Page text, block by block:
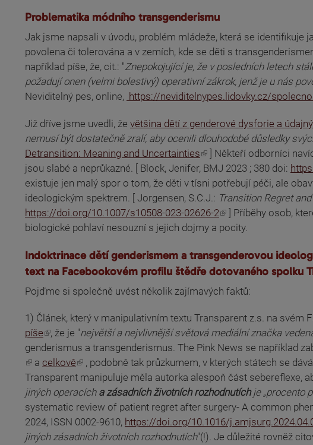
Problematika módního transgenderismu
Jak jsme napsali v úvodu, problém mládeže, která se identifikuje
povolena či tolerována a v zemích, kde se děti s
například píše, že, cit.: "Znepokojující je, že v posledních letech
požadují onen (velmi bolestivý) operativní zákrok, jenž je u nás
Neviditelný pes, online, https://neviditelnypes.lidovky.cz/
(odkaz je externí)
Již dříve jsme uvedli, že většina dětí z genderové dysforie a
nemusí být dostatečně zralí, aby ocenili dlouhodobé důsledky
Detransition: Meaning and Uncertainties
(odkaz je externí)
] Někteří odborníci
jsou slabé a neprůkazné. [ Block, Jenifer, BMJ 2023 ; 380 doi:
(odkaz je externí)
existuje jen malý spor o tom, že děti v tísni potřebují péči, ale
ideologickým spektrem. [ Jorgensen, S.C.J.: Transition Regret
https://doi.org/10.1007/s10508-023-02626-2
(odkaz je externí)
] Příběhy osob,
biologické pohlaví nesouzní s jejich dojmy a pocity.
Indoktrinace dětí genderismem a transgenderovou
text na Facebookovém profilu štědře dotovaného spolku
Pojďme si společně uvést několik zajímavých faktů:
1) Článek, který v manipulativním textu Transparent z.s. na
píše
(odkaz je externí)
, že je "největší a nejvlivnější světová mediální značka
genderismus a transgenderismus. The Pink News se například
(odkaz je externí)
(odkaz je externí)
a celkově
(odkaz je externí), podobně tak průzkumem, v kterých státech se
(odkaz je externí)
Transparent manipuluje měla autorka alespoň část sebereflexe,
jiných operacích a zásadních životních rozhodnutíchje „procento
systematic review of patient regret after surgery- A common
2024, ISSN 0002-9610, https://doi.org/10.1016/
(odkaz je externí)
(odkaz je externí)
jiných zásadních životních rozhodnutích"(!). Je důležité rovněž